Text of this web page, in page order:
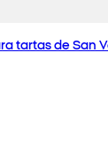
tartas de San